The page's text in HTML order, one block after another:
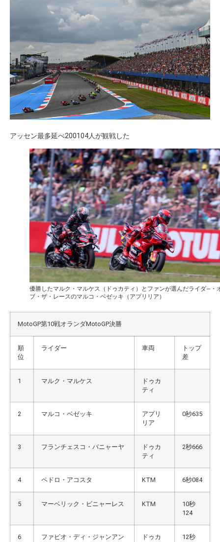
アッセン最多延べ200104人が観戦した
優勝したマルク・マルケス（ドゥカティ）とファンが選んだライダ―・
ブ・ザ・レースのマルコ・ベゼッキ（アプリリア）
MotoGP第10戦オランダMotoGP決勝
順
位
ライダー 車両
トップ
差
1 マルク・マルケス
ドゥカ
ティ
2 マルコ・ベゼッキ
アプリ
リア
0秒635
3 フランチェスコ・バニャーヤ
ドゥカ
ティ
2秒666
4 ペドロ・アコスタ KTM 6秒084
5 マーベリック・ビニャーレス KTM
10秒
124
6 ファビオ・ディ・ジャンアン ドゥカ 12秒